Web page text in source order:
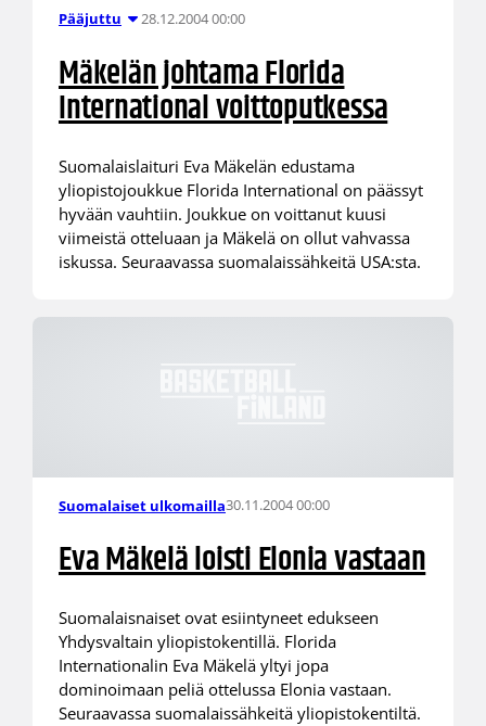
Pääjuttu 28.12.2004 00:00
Mäkelän johtama Florida
International voittoputkessa
Suomalaislaituri Eva Mäkelän edustama
yliopistojoukkue Florida International on päässyt
hyvään vauhtiin. Joukkue on voittanut kuusi
viimeistä otteluaan ja Mäkelä on ollut vahvassa
iskussa. Seuraavassa suomalaissähkeitä USA:sta.
Suomalaiset ulkomailla30.11.2004 00:00
Eva Mäkelä loisti Elonia vastaan
Suomalaisnaiset ovat esiintyneet edukseen
Yhdysvaltain yliopistokentillä. Florida
Internationalin Eva Mäkelä yltyi jopa
dominoimaan peliä ottelussa Elonia vastaan.
Seuraavassa suomalaissähkeitä yliopistokentiltä.